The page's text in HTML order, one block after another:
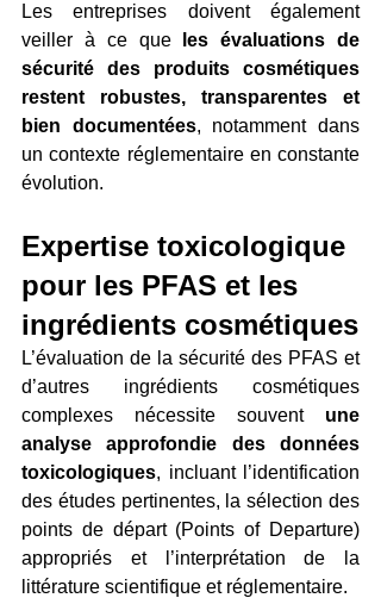
Les entreprises doivent également
veiller à ce que
les évaluations de
sécurité des produits cosmétiques
restent robustes, transparentes et
bien documentées, notamment dans
un contexte réglementaire en constante
évolution.
Expertise toxicologique
pour les PFAS et les
ingrédients cosmétiques
L’évaluation de la sécurité des PFAS et
d’autres ingrédients cosmétiques
complexes nécessite souvent une
analyse approfondie des données
toxicologiques, incluant l’identification
des études pertinentes, la sélection des
points de départ (Points of Departure)
appropriés et l’interprétation de la
littérature scientifique et réglementaire.